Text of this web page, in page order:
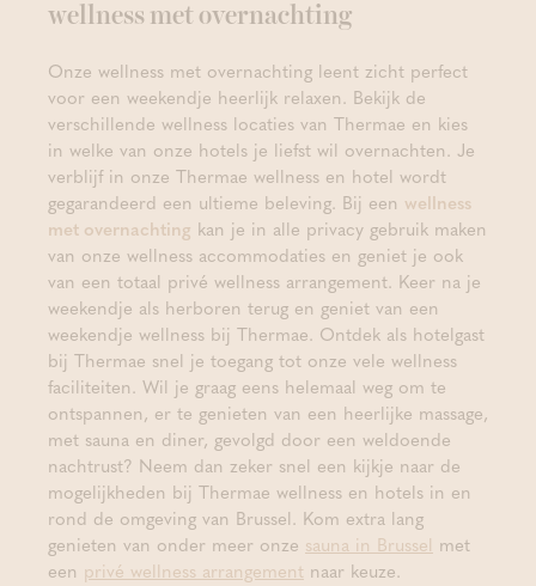
wellness met overnachting
Onze wellness met overnachting leent zicht perfect
voor een weekendje heerlijk relaxen. Bekijk de
verschillende wellness locaties van Thermae en kies
in welke van onze hotels je liefst wil overnachten. Je
verblijf in onze Thermae wellness en hotel wordt
gegarandeerd een ultieme beleving. Bij een wellness
met overnachting kan je in alle privacy gebruik maken
van onze wellness accommodaties en geniet je ook
van een totaal privé wellness arrangement. Keer na je
weekendje als herboren terug en geniet van een
weekendje wellness bij Thermae. Ontdek als hotelgast
bij Thermae snel je toegang tot onze vele wellness
faciliteiten. Wil je graag eens helemaal weg om te
ontspannen, er te genieten van een heerlijke massage,
met sauna en diner, gevolgd door een weldoende
nachtrust? Neem dan zeker snel een kijkje naar de
mogelijkheden bij Thermae wellness en hotels in en
rond de omgeving van Brussel. Kom extra lang
genieten van onder meer onze sauna in Brussel met
een privé wellness arrangement naar keuze.